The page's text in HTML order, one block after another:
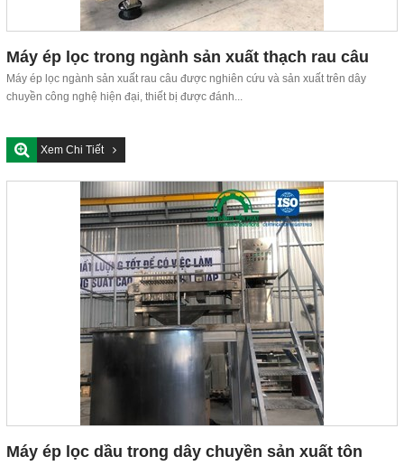
Máy ép lọc trong ngành sản xuất thạch rau câu
Máy ép lọc ngành sản xuất rau câu được nghiên cứu và sản xuất trên dây
chuyền công nghệ hiện đại, thiết bị được đánh...
Xem Chi Tiết
Máy ép lọc dầu trong dây chuyền sản xuất tôn